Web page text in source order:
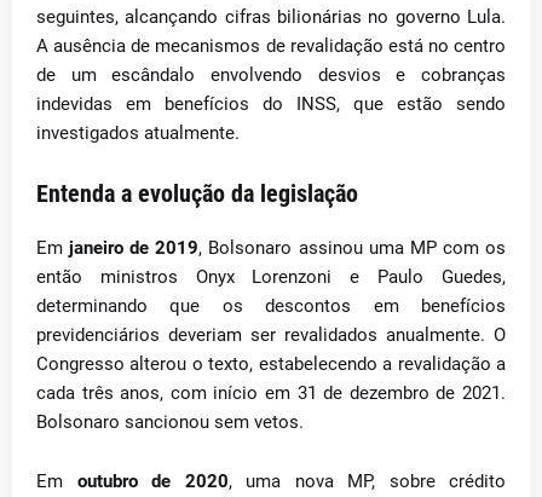
seguintes, alcançando cifras bilionárias no governo Lula.
A ausência de mecanismos de revalidação está no centro
de um escândalo envolvendo desvios e cobranças
indevidas em benefícios do INSS, que estão sendo
investigados atualmente.
Entenda a evolução da legislação
Emjaneiro de 2019, Bolsonaro assinou uma MP com os
então ministros Onyx Lorenzoni e Paulo Guedes,
determinando que os descontos em benefícios
previdenciários deveriam ser revalidados anualmente. O
Congresso alterou o texto, estabelecendo a revalidação a
cada três anos, com início em 31 de dezembro de 2021.
Bolsonaro sancionou sem vetos.
Em outubro de 2020, uma nova MP, sobre crédito